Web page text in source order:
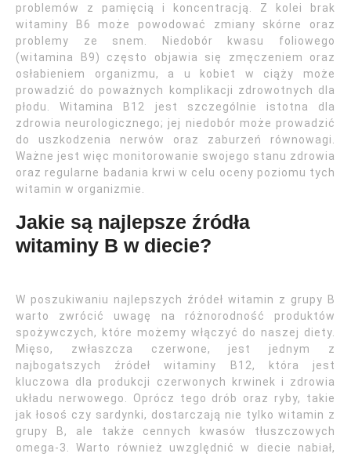
problemów z pamięcią i koncentracją. Z kolei brak
witaminy B6 może powodować zmiany skórne oraz
problemy ze snem. Niedobór kwasu foliowego
(witamina B9) często objawia się zmęczeniem oraz
osłabieniem organizmu, a u kobiet w ciąży może
prowadzić do poważnych komplikacji zdrowotnych dla
płodu. Witamina B12 jest szczególnie istotna dla
zdrowia neurologicznego; jej niedobór może prowadzić
do uszkodzenia nerwów oraz zaburzeń równowagi.
Ważne jest więc monitorowanie swojego stanu zdrowia
oraz regularne badania krwi w celu oceny poziomu tych
witamin w organizmie.
Jakie są najlepsze źródła
witaminy B w diecie?
W poszukiwaniu najlepszych źródeł witamin z grupy B
warto zwrócić uwagę na różnorodność produktów
spożywczych, które możemy włączyć do naszej diety.
Mięso, zwłaszcza czerwone, jest jednym z
najbogatszych źródeł witaminy B12, która jest
kluczowa dla produkcji czerwonych krwinek i zdrowia
układu nerwowego. Oprócz tego drób oraz ryby, takie
jak łosoś czy sardynki, dostarczają nie tylko witamin z
grupy B, ale także cennych kwasów tłuszczowych
omega-3. Warto również uwzględnić w diecie nabiał,